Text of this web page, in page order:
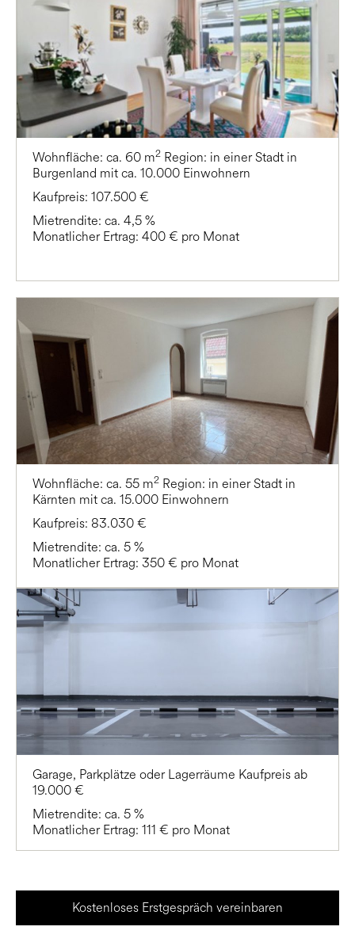
Wohnfläche: ca. 60 m2 Region: in einer Stadt in
Burgenland mit ca. 10.000 Einwohnern
Kaufpreis: 107.500 €
Mietrendite: ca. 4,5 %
Monatlicher Ertrag: 400 € pro Monat
Wohnfläche: ca. 55 m2 Region: in einer Stadt in
Kärnten mit ca. 15.000 Einwohnern
Kaufpreis: 83.030 €
Mietrendite: ca. 5 %
Monatlicher Ertrag: 350 € pro Monat
Garage, Parkplätze oder Lagerräume Kaufpreis ab
19.000 €
Mietrendite: ca. 5 %
Monatlicher Ertrag: 111 € pro Monat
Kostenloses Erstgespräch vereinbaren